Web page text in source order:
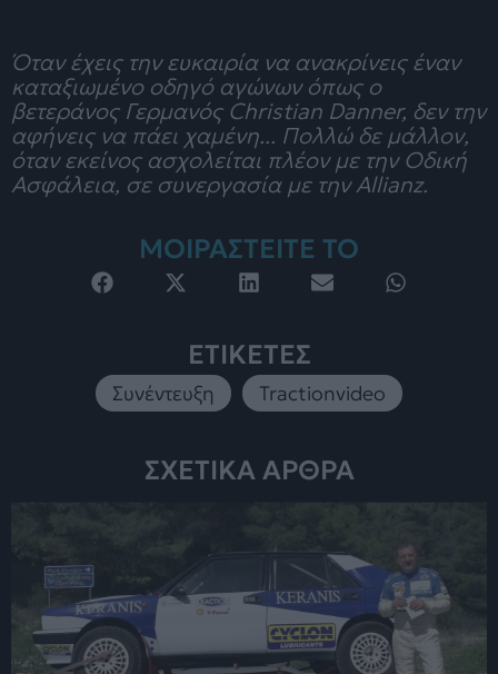
Όταν έχεις την ευκαιρία να ανακρίνεις έναν
καταξιωμένο οδηγό αγώνων όπως ο
βετεράνος Γερμανός Christian Danner, δεν την
αφήνεις να πάει χαμένη... Πολλώ δε μάλλον,
όταν εκείνος ασχολείται πλέον με την Οδική
Ασφάλεια, σε συνεργασία με την Allianz.
ΜΟΙΡΑΣΤΕΙΤΕ ΤΟ
ΕΤΙΚΕΤΕΣ
Συνέντευξη Tractionvideo
ΣΧΕΤΙΚΑ ΑΡΘΡΑ